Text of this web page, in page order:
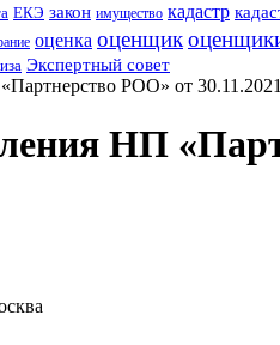
ЕКЭ закон имущество кадастр
оценка оценщик
Экспертный совет
РОО» от
НП